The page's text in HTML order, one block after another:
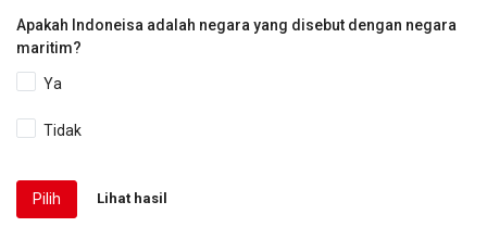
Apakah Indoneisa adalah negara yang disebut dengan negara
maritim?
Ya
Tidak
Pilih Lihat hasil